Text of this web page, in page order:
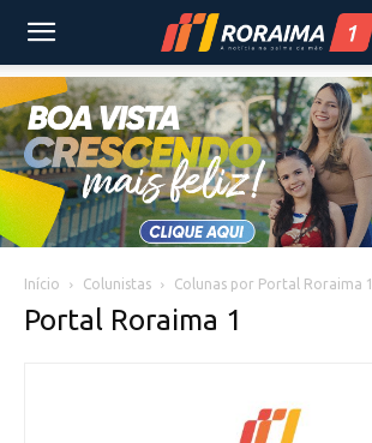
Início Colunistas Colunas por Portal Roraima 1
Portal Roraima 1